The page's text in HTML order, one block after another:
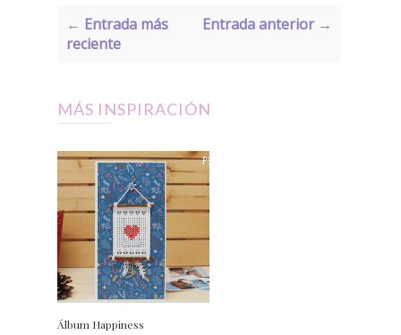
← Entrada más
reciente
Entrada anterior →
MÁS INSPIRACIÓN
Álbum Happiness